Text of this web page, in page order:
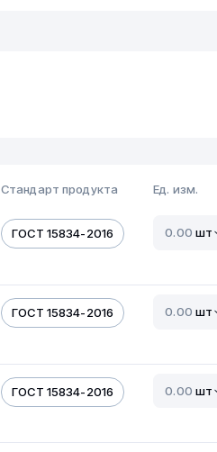
Стандарт продукта Ед. изм.
ГОСТ 15834-2016 шт
ГОСТ 15834-2016 шт
ГОСТ 15834-2016 шт